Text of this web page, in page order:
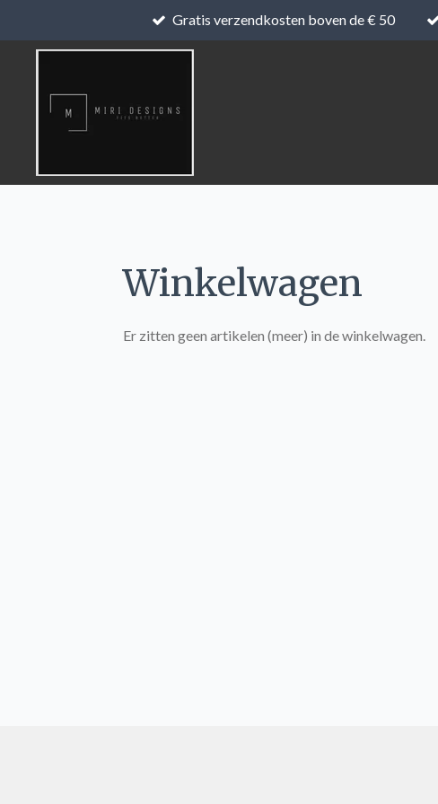
direct
hoofdinhoud
Gratis verzendkosten boven de € 50
Winkelwagen
Er zitten geen artikelen (meer) in de winkelwagen.